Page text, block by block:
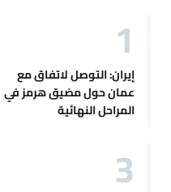
إيران: التوصل لاتفاق مع
عمان حول مضيق هرمز في
المراحل النهائية